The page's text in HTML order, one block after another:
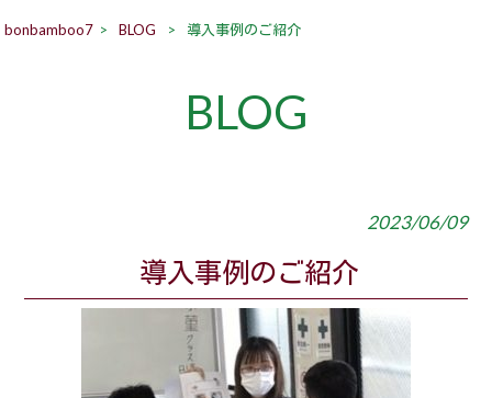
bonbamboo7 > BLOG > 導入事例のご紹介
BLOG
2023/06/09
導入事例のご紹介